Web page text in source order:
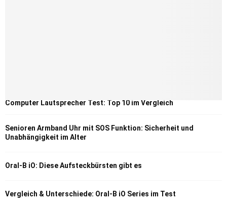
Computer Lautsprecher Test: Top 10 im Vergleich
Senioren Armband Uhr mit SOS Funktion: Sicherheit und
Unabhängigkeit im Alter
Oral-B iO: Diese Aufsteckbürsten gibt es
Vergleich & Unterschiede: Oral-B iO Series im Test